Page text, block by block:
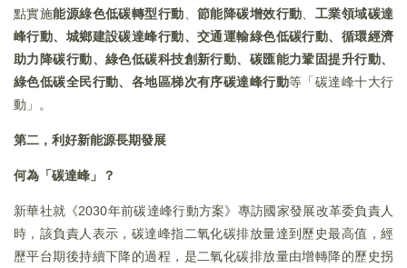
點實施能源綠色低碳轉型行動 、節能降碳增效行動
工業領域碳達
峰行動、城鄉建設碳達峰行動、交通運輸綠色低碳行動、循環經濟
助力降碳行動、綠色低碳科技創新行動、碳匯能力鞏固提升行動、
綠色低碳全民行動、各地區梯次有序碳達峰行動等「碳達峰十大行
動」。
第二，利好新能源長期發展
何為「碳達峰」？
新華社就《2030年前碳達峰行動方案》專訪國家發展改革委負責人
時，該負責人表示，碳達峰指二氧化碳排放量達到歷史最高值，經
歷平台期後持續下降的過程，是二氧化碳排放量由增轉降的歷史拐